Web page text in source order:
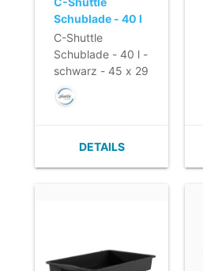
Schublade - 40 l
- schwarz - 45 x
29 x 33 cm
C-Shuttle
Schublade - 40 l -
schwarz - 45 x 29
x 33 cm
DETAILS